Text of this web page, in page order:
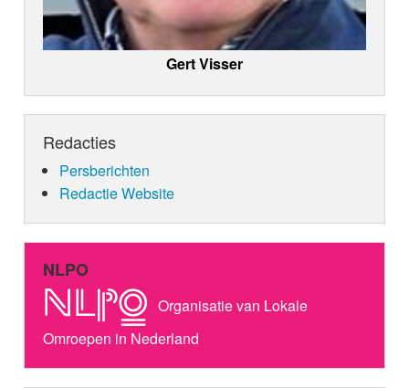
Gert Visser
Redacties
Persberichten
Redactie Website
NLPO
Organisatie van Lokale
Omroepen in Nederland